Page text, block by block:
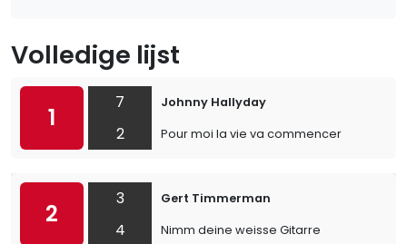
Volledige lijst
1
7
2
Johnny Hallyday
Pour moi la vie va commencer
2
3
4
Gert Timmerman
Nimm deine weisse Gitarre